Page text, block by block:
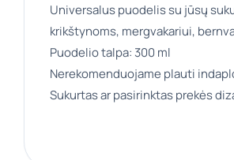
Universalus puodelis su jūsų
krikštynoms, mergvakariui,
Puodelio talpa: 300 ml
Nerekomenduojame plauti
Sukurtas ar pasirinktas prekės